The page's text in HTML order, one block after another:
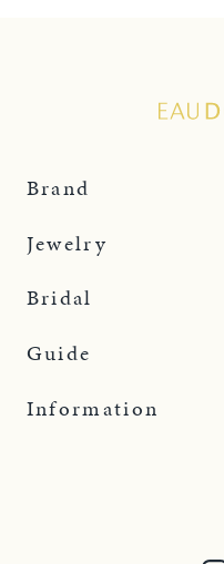
Brand
Jewelry
Bridal
Guide
Information